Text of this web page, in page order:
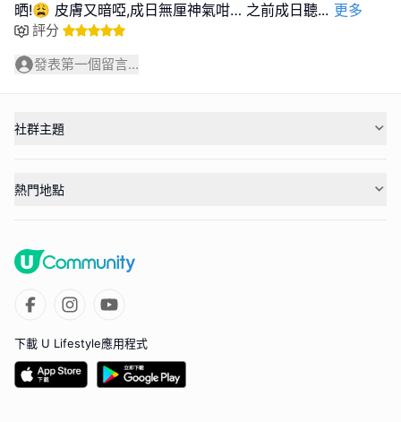
晒!😩 皮膚又暗啞,成日無厘神氣咁… 之前成日聽... 更多
評分
發表第一個留言...
社群主題
熱門地點
下載 U Lifestyle應用程式